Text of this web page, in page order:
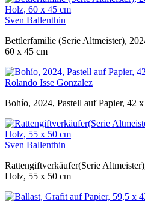
Sven Ballenthin
Bettlerfamilie (Serie Altmeister),
60 x 45 cm
Rolando Isse Gonzalez
Bohío, 2024, Pastell auf Papier, 42
Sven Ballenthin
Rattengiftverkäufer(Serie
Holz, 55 x 50 cm